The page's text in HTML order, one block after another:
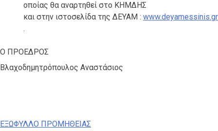
οποίας θα αναρτηθεί στο ΚΗΜΔΗΣ
και στην ιστοσελίδα της ΔΕΥΑΜ : www.deyamessinis.gr
.
Ο ΠΡΟΕΔΡΟΣ
Βλαχοδημητρόπουλος Αναστάσιος
ΕΞΩΦΥΛΛΟ ΠΡΟΜΗΘΕΙΑΣ